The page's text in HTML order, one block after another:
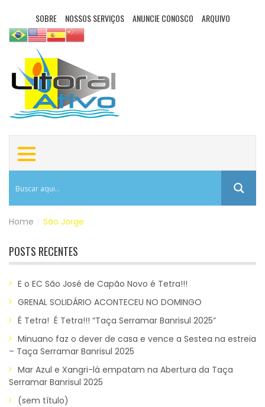
SOBRE NOSSOS SERVIÇOS ANUNCIE CONOSCO ARQUIVO
Home São Jorge
POSTS RECENTES
E o EC São José de Capão Novo é Tetra!!!
GRENAL SOLIDÁRIO ACONTECEU NO DOMINGO
É Tetra! É Tetra!!! “Taça Serramar Banrisul 2025”
Minuano faz o dever de casa e vence a Sestea na estreia
– Taça Serramar Banrisul 2025
Mar Azul e Xangri-lá empatam na Abertura da Taça
Serramar Banrisul 2025
(sem título)